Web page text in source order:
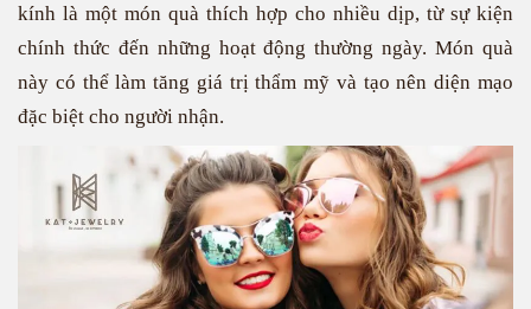
kính là một món quà thích hợp cho nhiều dịp, từ sự kiện
chính thức đến những hoạt động thường ngày. Món quà
này có thể làm tăng giá trị thẩm mỹ và tạo nên diện mạo
đặc biệt cho người nhận.